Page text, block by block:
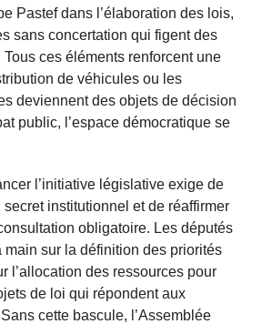
Pastef dans l’élaboration des lois,
sans concertation qui figent des
ces éléments renforcent une
de véhicules ou les
deviennent des objets de décision
public, l’espace démocratique se
l’initiative législative exige de
institutionnel et de réaffirmer
obligatoire. Les députés
main sur la définition des priorités
l’allocation des ressources pour
de loi qui répondent aux
cette bascule, l’Assemblée